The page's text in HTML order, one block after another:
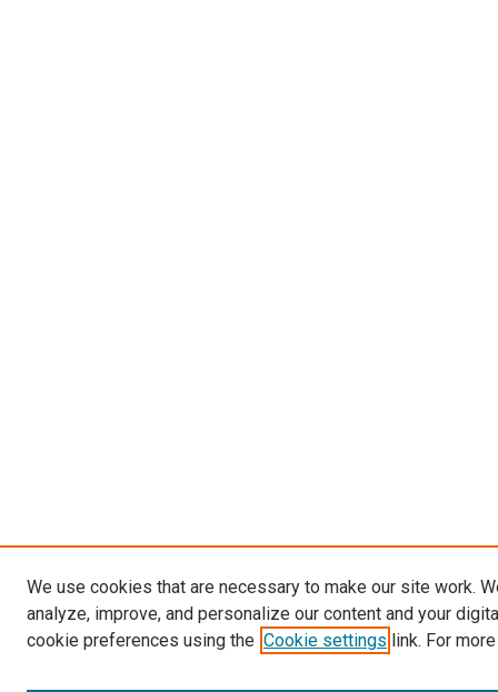
We use cookies that are necessary to make our site work.
analyze, improve, and personalize our content and your
cookie preferences using the Cookie settings link. For